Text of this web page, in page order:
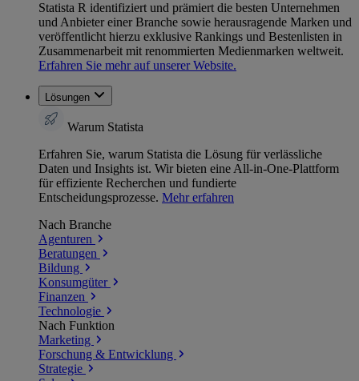
Statista R identifiziert und prämiert die besten Unternehmen
und Anbieter einer Branche sowie herausragende Marken und
veröffentlicht hierzu exklusive Rankings und Bestenlisten in
Zusammenarbeit mit renommierten Medienmarken weltweit.
Erfahren Sie mehr auf unserer Website.
Lösungen
Warum Statista
Erfahren Sie, warum Statista die Lösung für verlässliche
Daten und Insights ist. Wir bieten eine All-in-One-Plattform
für effiziente Recherchen und fundierte
Entscheidungsprozesse. Mehr erfahren
Nach Branche
Agenturen
Beratungen
Bildung
Konsumgüter
Finanzen
Technologie
Nach Funktion
Marketing
Forschung & Entwicklung
Strategie